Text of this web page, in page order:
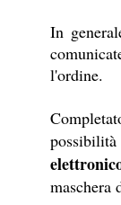
In
l'ordine.
maschera